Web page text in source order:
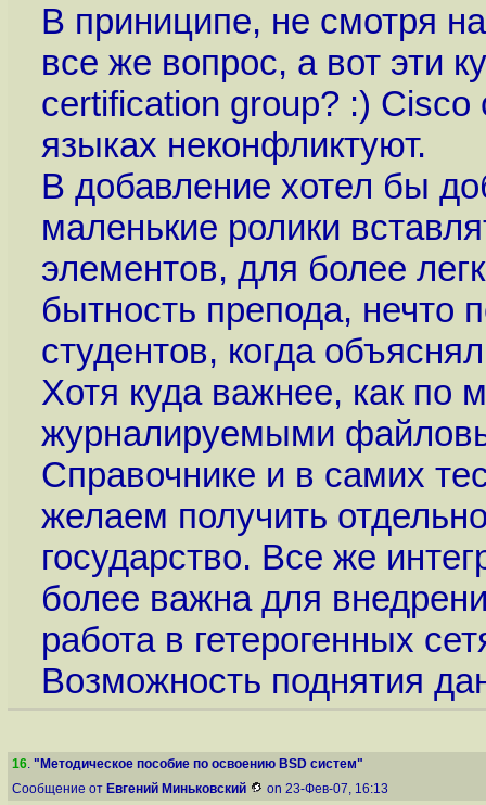
В приниципе, не смотря
все же вопрос, а вот эти
certification group? :) Cisco
языках неконфликтуют.
В добавление хотел бы
маленькие ролики
элементов, для более
бытность препода, нечто
студентов, когда
Хотя куда важнее, как по
журналируемыми
Справочнике и в самих
желаем получить
государство. Все же
более важна для
работа в гетерогенных
Возможность поднятия
16. "Методическое пособие по освоению BSD систем"
Сообщение от Евгений Миньковский on 23-Фев-07, 16:13